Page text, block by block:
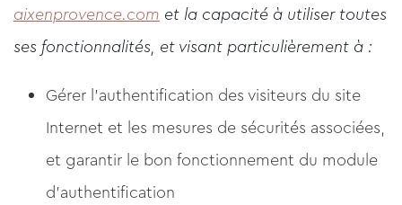
aixenprovence.com et la capacité à utiliser toutes
ses fonctionnalités, et visant particulièrement à :
Gérer l'authentification des visiteurs du site
Internet et les mesures de sécurités associées,
et garantir le bon fonctionnement du module
d'authentification